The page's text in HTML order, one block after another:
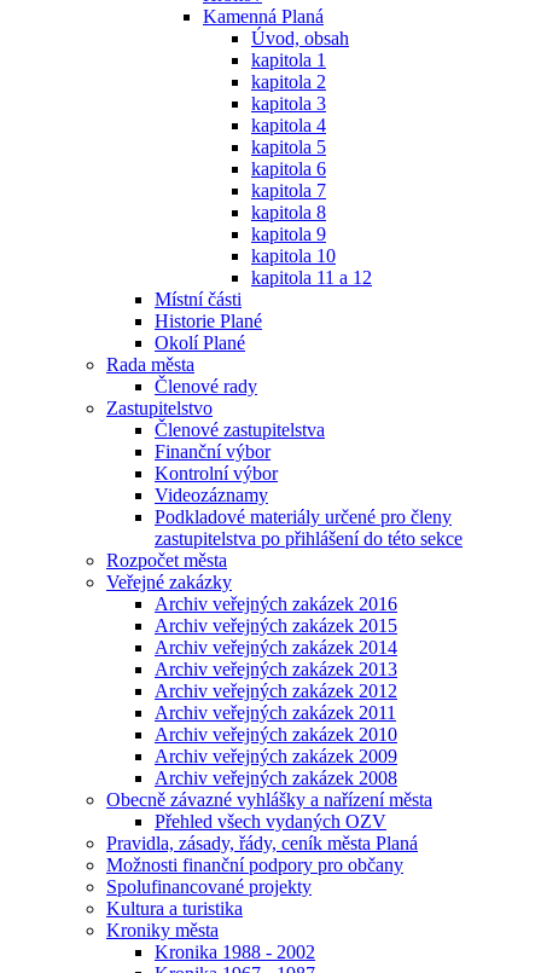
Kamenná Planá
Úvod, obsah
kapitola 1
kapitola 2
kapitola 3
kapitola 4
kapitola 5
kapitola 6
kapitola 7
kapitola 8
kapitola 9
kapitola 10
kapitola 11 a 12
Místní části
Historie Plané
Okolí Plané
Rada města
Členové rady
Zastupitelstvo
Členové zastupitelstva
Finanční výbor
Kontrolní výbor
Videozáznamy
Podkladové materiály určené pro členy
zastupitelstva po přihlášení do této sekce
Rozpočet města
Veřejné zakázky
Archiv veřejných zakázek 2016
Archiv veřejných zakázek 2015
Archiv veřejných zakázek 2014
Archiv veřejných zakázek 2013
Archiv veřejných zakázek 2012
Archiv veřejných zakázek 2011
Archiv veřejných zakázek 2010
Archiv veřejných zakázek 2009
Archiv veřejných zakázek 2008
Obecně závazné vyhlášky a nařízení města
Přehled všech vydaných OZV
Pravidla, zásady, řády, ceník města Planá
Možnosti finanční podpory pro občany
Spolufinancované projekty
Kultura a turistika
Kroniky města
Kronika 1988 - 2002